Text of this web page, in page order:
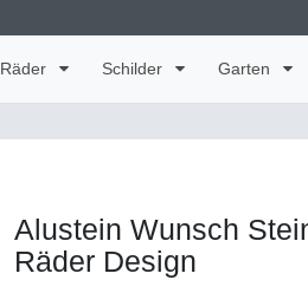
Räder Schilder Garten
Alustein Wunsch
Räder Design